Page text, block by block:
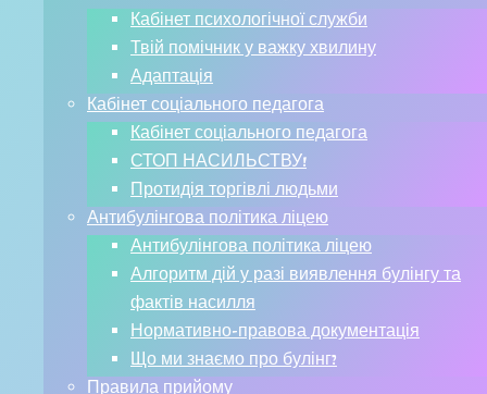
Кабінет психологічної служби
Твій помічник у важку хвилину
Адаптація
Кабінет соціального педагога
Кабінет соціального педагога
СТОП НАСИЛЬСТВУ!
Протидія торгівлі людьми
Антибулінгова політика ліцею
Антибулінгова політика ліцею
Алгоритм дій у разі виявлення булінгу та
фактів насилля
Нормативно-правова документація
Що ми знаємо про булінг?